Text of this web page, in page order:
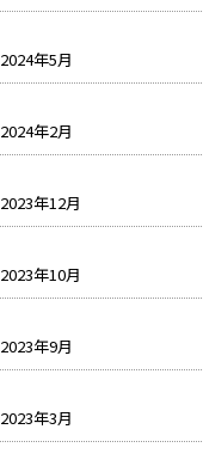
2024年5月
2024年2月
2023年12月
2023年10月
2023年9月
2023年3月